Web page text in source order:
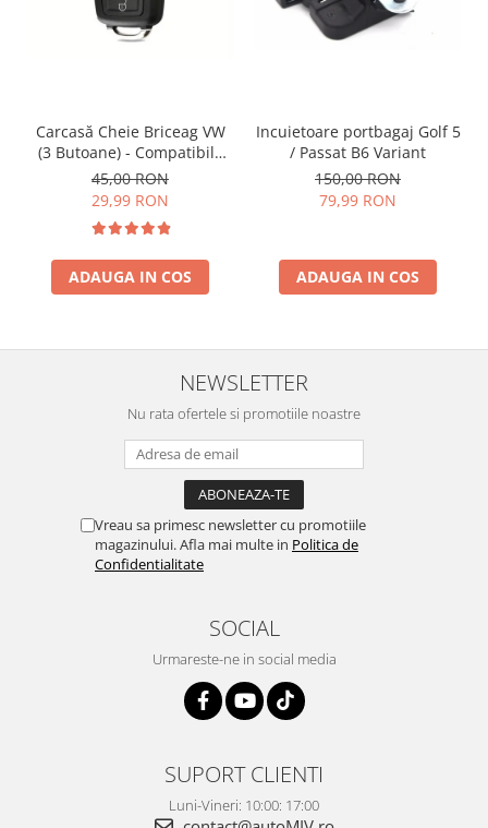
Carcasă Cheie Briceag VW
(3 Butoane) - Compatibilă
Golf 5, Jetta, Touran etc
45,00 RON
29,99 RON
ADAUGA IN COS
Incuietoare portbagaj Golf 5
/ Passat B6 Variant
150,00 RON
79,99 RON
ADAUGA IN COS
NEWSLETTER
Nu rata ofertele si promotiile noastre
Vreau sa primesc newsletter cu promotiile
magazinului. Afla mai multe in Politica de
Confidentialitate
SOCIAL
Urmareste-ne in social media
SUPORT CLIENTI
Luni-Vineri: 10:00: 17:00